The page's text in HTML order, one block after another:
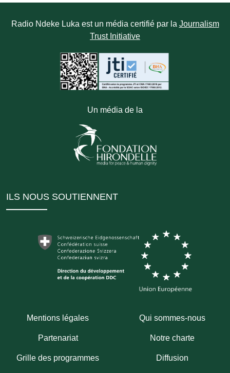
Radio Ndeke Luka est un média certifié par la Journalism
Trust Initiative
Un média de la
ILS NOUS SOUTIENNENT
Mentions légales Qui sommes-nous
Partenariat Notre charte
Grille des programmes Diffusion